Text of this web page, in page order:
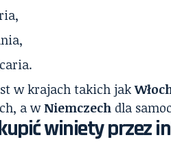
w krajach takich jak
a wNiemczech dla
winiety przez